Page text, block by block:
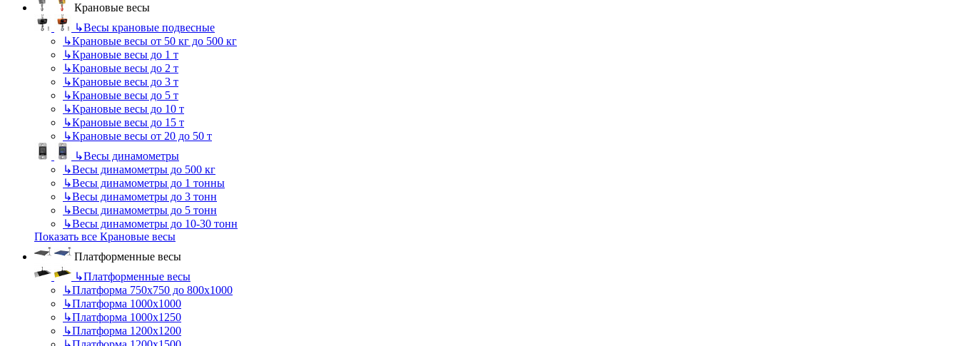
Крановые весы
↳Весы крановые подвесные
↳Крановые весы от 50 кг до 500 кг
↳Крановые весы до 1 т
↳Крановые весы до 2 т
↳Крановые весы до 3 т
↳Крановые весы до 5 т
↳Крановые весы до 10 т
↳Крановые весы до 15 т
↳Крановые весы от 20 до 50 т
↳Весы динамометры
↳Весы динамометры до 500 кг
↳Весы динамометры до 1 тонны
↳Весы динамометры до 3 тонн
↳Весы динамометры до 5 тонн
↳Весы динамометры до 10-30 тонн
Показать все Крановые весы
Платформенные весы
↳Платформенные весы
↳Платформа 750х750 до 800х1000
↳Платформа 1000х1000
↳Платформа 1000х1250
↳Платформа 1200х1200